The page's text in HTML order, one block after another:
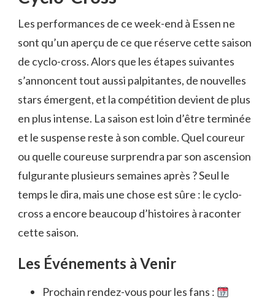
Les performances de ce week-end à Essen ne
sont qu’un aperçu de ce que réserve cette saison
de cyclo-cross. Alors que les étapes suivantes
s’annoncent tout aussi palpitantes, de nouvelles
stars émergent, et la compétition devient de plus
en plus intense. La saison est loin d’être terminée
et le suspense reste à son comble. Quel coureur
ou quelle coureuse surprendra par son ascension
fulgurante plusieurs semaines après ? Seul le
temps le dira, mais une chose est sûre : le cyclo-
cross a encore beaucoup d’histoires à raconter
cette saison.
Les Événements à Venir
Prochain rendez-vous pour les fans :